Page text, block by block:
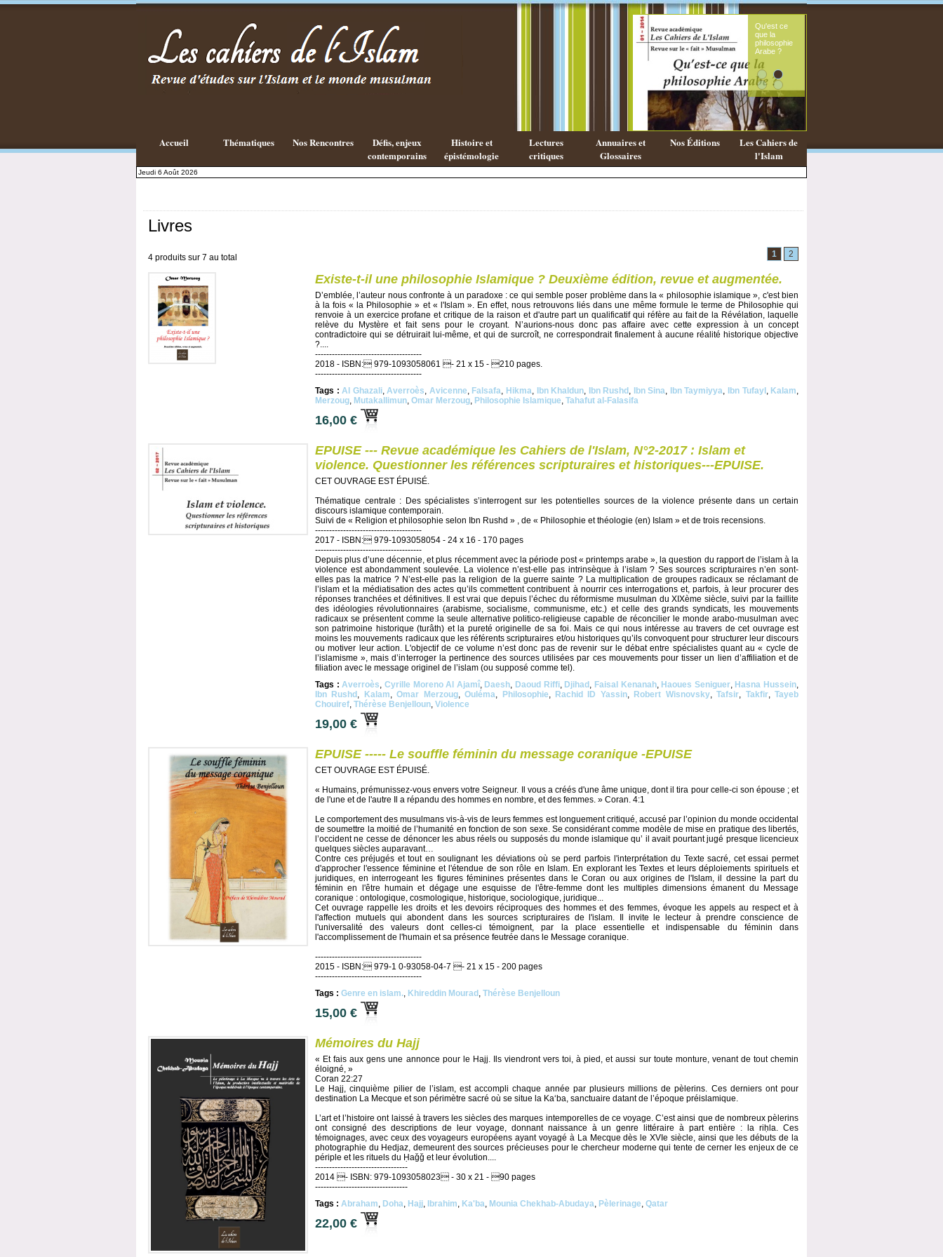
Islamique ?
Qu'est ce
que la
philosophie
Arabe ?
Accueil Thématiques Nos Rencontres
Défis, enjeux
contemporains
Histoire et
épistémologie
Lectures
critiques
Annuaires et
Glossaires
Nos Éditions
Les Cahiers de
l'Islam
Jeudi 6 Août 2026
Livres
1 2
4 produits sur 7 au total
Existe-t-il une philosophie Islamique ? Deuxième édition, revue et augmentée.
D’emblée, l’auteur nous confronte à un paradoxe : ce qui semble poser problème dans la « philosophie islamique », c'est bien
à la fois « la Philosophie » et « l'Islam ». En effet, nous retrouvons liés dans une même formule le terme de Philosophie qui
renvoie à un exercice profane et critique de la raison et d'autre part un qualificatif qui réfère au fait de la Révélation, laquelle
relève du Mystère et fait sens pour le croyant. N’aurions-nous donc pas affaire avec cette expression à un concept
contradictoire qui se détruirait lui-même, et qui de surcroît, ne correspondrait finalement à aucune réalité historique objective
?....
--------------------------------------
2018 - ISBN: 979-1093058061 - 21 x 15 - 210 pages.
--------------------------------------
Tags :Al Ghazali, Averroès, Avicenne, Falsafa, Hikma, Ibn Khaldun, Ibn Rushd , Ibn Sina, Ibn Taymiyya, Ibn Tufayl , Kalam,
Merzoug, Mutakallimun, Omar Merzoug, Philosophie Islamique, Tahafut al-Falasifa
16,00 €
EPUISE --- Revue académique les Cahiers de l'Islam, N°2-2017 : Islam et
violence. Questionner les références scripturaires et historiques---EPUISE.
CET OUVRAGE EST ÉPUISÉ.
Thématique centrale : Des spécialistes s’interrogent sur les potentielles sources de la violence présente dans un certain
discours islamique contemporain.
Suivi de « Religion et philosophie selon Ibn Rushd » , de « Philosophie et théologie (en) Islam » et de trois recensions.
--------------------------------------
2017 - ISBN: 979-1093058054 - 24 x 16 - 170 pages
--------------------------------------
Depuis plus d’une décennie, et plus récemment avec la période post « printemps arabe », la question du rapport de l’islam à la
violence est abondamment soulevée. La violence n’est-elle pas intrinsèque à l’islam ? Ses sources scripturaires n’en sont-
elles pas la matrice ? N’est-elle pas la religion de la guerre sainte ? La multiplication de groupes radicaux se réclamant de
l’islam et la médiatisation des actes qu’ils commettent contribuent à nourrir ces interrogations et, parfois, à leur procurer des
réponses tranchées et définitives. Il est vrai que depuis l’échec du réformisme musulman du XIXème siècle, suivi par la faillite
des idéologies révolutionnaires (arabisme, socialisme, communisme, etc.) et celle des grands syndicats, les mouvements
radicaux se présentent comme la seule alternative politico-religieuse capable de réconcilier le monde arabo-musulman avec
son patrimoine historique (turâth) et la pureté originelle de sa foi. Mais ce qui nous intéresse au travers de cet ouvrage est
moins les mouvements radicaux que les référents scripturaires et/ou historiques qu’ils convoquent pour structurer leur discours
ou motiver leur action. L'objectif de ce volume n’est donc pas de revenir sur le débat entre spécialistes quant au « cycle de
l’islamisme », mais d’interroger la pertinence des sources utilisées par ces mouvements pour tisser un lien d’affiliation et de
filiation avec le message originel de l’islam (ou supposé comme tel).
Tags :Averroès, Cyrille Moreno Al Ajamî, Daesh, Daoud Riffi, Djihad , Faisal Kenanah, Haoues Seniguer, Hasna Hussein,
Ibn Rushd , Kalam, Omar Merzoug, Ouléma, Philosophie, Rachid ID Yassin, Robert Wisnovsky, Tafsir, Takfir, Tayeb
Chouiref, Thérèse Benjelloun, Violence
19,00 €
EPUISE ----- Le souffle féminin du message coranique -EPUISE
CET OUVRAGE EST ÉPUISÉ.
« Humains, prémunissez-vous envers votre Seigneur. Il vous a créés d'une âme unique, dont il tira pour celle-ci son épouse ; et
de l'une et de l'autre Il a répandu des hommes en nombre, et des femmes. » Coran. 4:1
Le comportement des musulmans vis-à-vis de leurs femmes est longuement critiqué, accusé par l’opinion du monde occidental
de soumettre la moitié de l’humanité en fonction de son sexe. Se considérant comme modèle de mise en pratique des libertés,
l’occident ne cesse de dénoncer les abus réels ou supposés du monde islamique qu’ il avait pourtant jugé presque licencieux
quelques siècles auparavant…
Contre ces préjugés et tout en soulignant les déviations où se perd parfois l'interprétation du Texte sacré, cet essai permet
d'approcher l'essence féminine et l'étendue de son rôle en Islam. En explorant les Textes et leurs déploiements spirituels et
juridiques, en interrogeant les figures féminines présentes dans le Coran ou aux origines de l'Islam, il dessine la part du
féminin en l'être humain et dégage une esquisse de l'être-femme dont les multiples dimensions émanent du Message
coranique : ontologique, cosmologique, historique, sociologique, juridique...
Cet ouvrage rappelle les droits et les devoirs réciproques des hommes et des femmes, évoque les appels au respect et à
l'affection mutuels qui abondent dans les sources scripturaires de l'islam. Il invite le lecteur à prendre conscience de
l'universalité des valeurs dont celles-ci témoignent, par la place essentielle et indispensable du féminin dans
l'accomplissement de l'humain et sa présence feutrée dans le Message coranique.
--------------------------------------
2015 - ISBN: 979-1 0-93058-04-7 - 21 x 15 - 200 pages
--------------------------------------
Tags : Genre en islam., Khireddin Mourad , Thérèse Benjelloun
15,00 €
Mémoires du Hajj
« Et fais aux gens une annonce pour le Hajj. Ils viendront vers toi, à pied, et aussi sur toute monture, venant de tout chemin
éloigné, »
Coran 22:27
Le Hajj, cinquième pilier de l’islam, est accompli chaque année par plusieurs millions de pèlerins. Ces derniers ont pour
destination La Mecque et son périmètre sacré où se situe la Ka‘ba, sanctuaire datant de l’époque préislamique.
L’art et l’histoire ont laissé à travers les siècles des marques intemporelles de ce voyage. C’est ainsi que de nombreux pèlerins
ont consigné des descriptions de leur voyage, donnant naissance à un genre littéraire à part entière : la riḥla. Ces
témoignages, avec ceux des voyageurs européens ayant voyagé à La Mecque dès le XVIe siècle, ainsi que les débuts de la
photographie du Hedjaz, demeurent des sources précieuses pour le chercheur moderne qui tente de cerner les enjeux de ce
périple et les rituels du Ḥaǧǧ et leur évolution....
---------------------------------
2014 - ISBN: 979-1093058023 - 30 x 21 - 90 pages
---------------------------------
Tags : Abraham, Doha, Hajj, Ibrahim, Ka'ba, Mounia Chekhab-Abudaya, Pèlerinage, Qatar
22,00 €